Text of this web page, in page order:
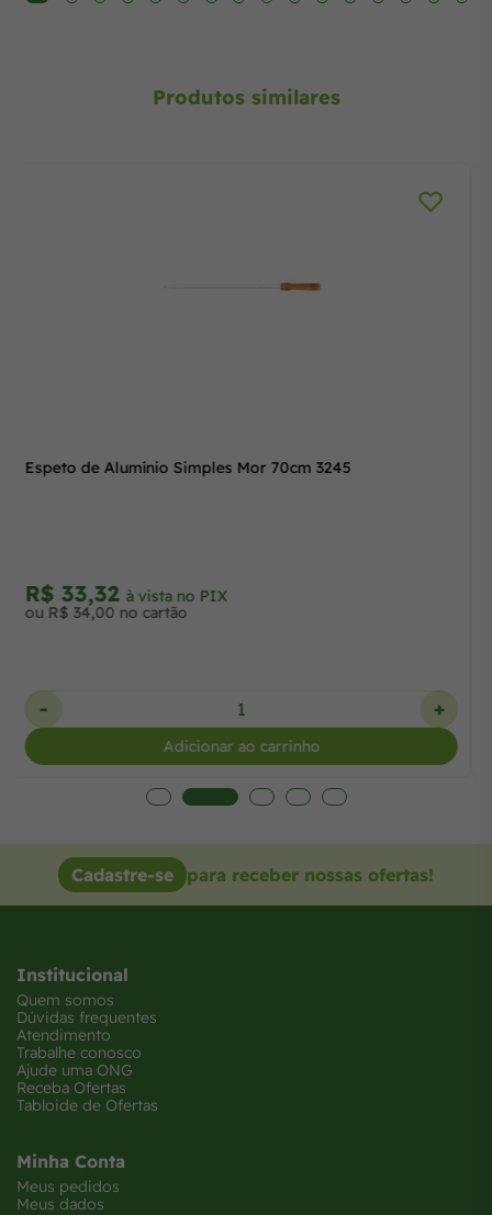
Produtos similares
Espeto de Alumínio Simples Mor 70cm 3245
R$ 33,32à vista no PIX
ou R$ 34,00 no cartão
- +
Adicionar ao carrinho
Cadastre-se para receber nossas ofertas!
Institucional
Quem somos
Dúvidas frequentes
Atendimento
Trabalhe conosco
Ajude uma ONG
Receba Ofertas
Tabloide de Ofertas
Minha Conta
Meus pedidos
Meus dados